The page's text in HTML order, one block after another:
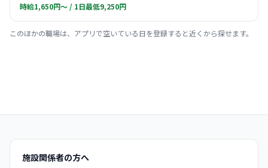
時給1,650円〜 / 1日最低9,250円
このほかの職場は、アプリで空いている日を登録すると近くから探せます。
施設関係者の方へ